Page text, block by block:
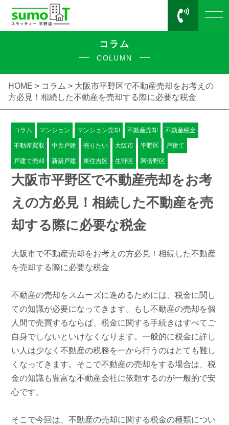
コラム
COLUMN
HOME > コラム > 大阪市平野区で不動産売却をお考えの
方必見！相続した不動産を売却する際に必要な税金
コラム マンション マンション売却 不動産売却 不動産税金
不動産買取 中古戸建 売りたい 大阪市 平野区 戸建て
戸建て売却 新築戸建 東住吉区 生野区 阿倍野区
大阪市平野区で不動産売却をお考
えの方必見！相続した不動産を売
却する際に必要な税金
大阪市で不動産売却をお考えの方必見！相続した不動産
を売却する際に必要な税金
不動産の売却をスムーズに進めるためには、税金に関し
ての知識が必要になってきます。もし不動産の売却を個
人間で売買するならば、税金に関する手続きはすべてご
自身でしないといけなくなります。一般的に税金に詳し
い人は少なく不動産の税務を一から行うのはとても難し
くなってきます。そこで不動産の売却をする場合は、税
金の知識も豊富な不動産会社に依頼するのが一般的で安
心です。
そこで今回は、不動産の売却に関する税金の種類につい